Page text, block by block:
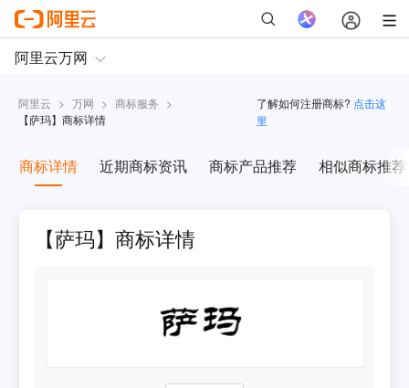
阿里云 > 万网 > 商标服务 >
【萨玛】商标详情
了解如何注册商标? 点击这
里
商标详情 近期商标资讯 商标产品推荐 相似商标推荐
【萨玛】商标详情